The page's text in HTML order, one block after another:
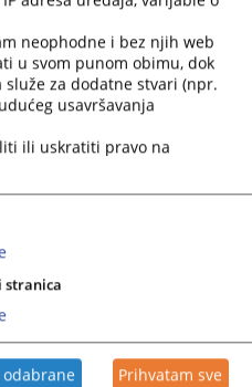
poslove,
u Bosni iI
zakonom
i rad suda regulisani
Srpske („Službeni
11/04) Pravilnikom o
sudova („Službeni
pozitivno-pravnim
i Republike Srpske
neophodne i bez njih web
u svom punom obimu, dok
za dodatne stvari (npr.
usavršavanja
ili uskratiti pravo na
stranica
Prihvatam sve